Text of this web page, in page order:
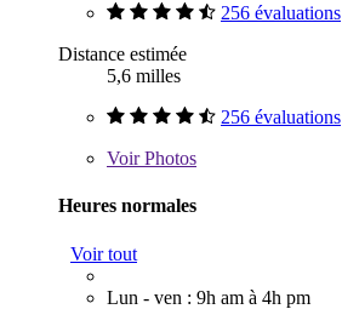
256 évaluations
Distance estimée
5,6 milles
256 évaluations
VoirPhotos
Heures normales
Voir tout
Lun - ven : 9h am à 4h pm